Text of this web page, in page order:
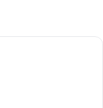
雙人房 | 書桌、免費搖籃/嬰兒床